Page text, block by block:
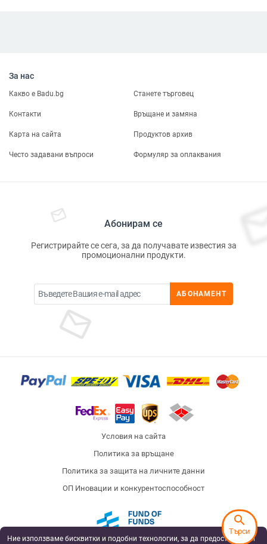
За нас
Какво е Badu.bg Станете търговец
Контакти Връщане и замяна
Карта на сайта Продуктов архив
Често задавани въпроси Формуляр за оплаквания
Абонирам се
Регистрирайте се сега, за да получавате известия за
промоционални продукти.
АБОНАМЕНТ
Условия на сайта
Политика за връщане
Политика за защита на личните данни
ОП Иновации и конкурентоспособност
Ние използваме бисквитки и подобни технологии, за да предоставяме и
search
Търси